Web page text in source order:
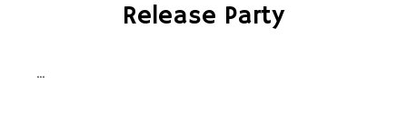
Release Party
…